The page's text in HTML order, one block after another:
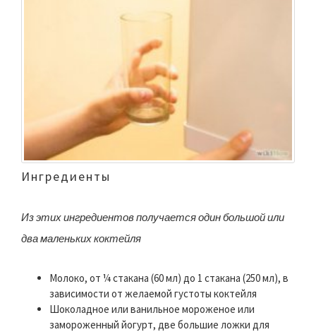
Ингредиенты
Из этих ингредиентов получается один большой или
два маленьких коктейля
Молоко, от ¼ стакана (60 мл) до 1 стакана (250 мл), в
зависимости от желаемой густоты коктейля
Шоколадное или ванильное мороженое или
замороженный йогурт, две большие ложки для